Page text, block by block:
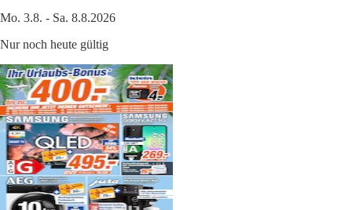
Mo. 3.8. - Sa. 8.8.2026
Nur noch heute gültig